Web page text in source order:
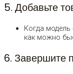
5. Добавьте
Когда модель
как можно
6. Завершите